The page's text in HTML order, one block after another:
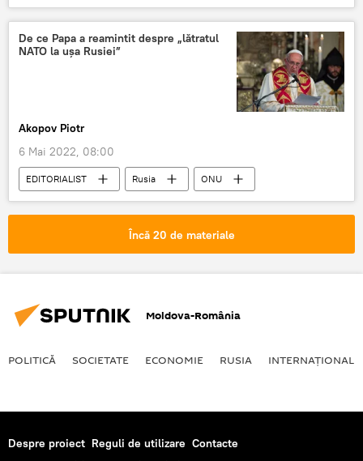
Certificatul european COVID-19
UE
COVID-19
De ce Papa a reamintit despre „lătratul
NATO la ușa Rusiei”
Akopov Piotr
6 Mai 2022, 08:00
EDITORIALIST Rusia
ONU
Papa Francisc
Încă 20 de materiale
Moldova-România
POLITICĂ SOCIETATE ECONOMIE RUSIA INTERNAŢIONAL
Despre proiect Reguli de utilizare Contacte